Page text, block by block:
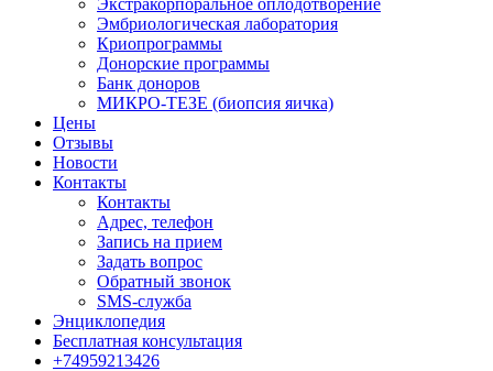
Эмбриологическая лаборатория
Криопрограммы
Донорские программы
Банк доноров
МИКРО-ТЕЗЕ (биопсия яичка)
Цены
Отзывы
Новости
Контакты
Контакты
Адрес, телефон
Запись на прием
Задать вопрос
Обратный звонок
SMS-служба
Энциклопедия
Бесплатная консультация
+74959213426